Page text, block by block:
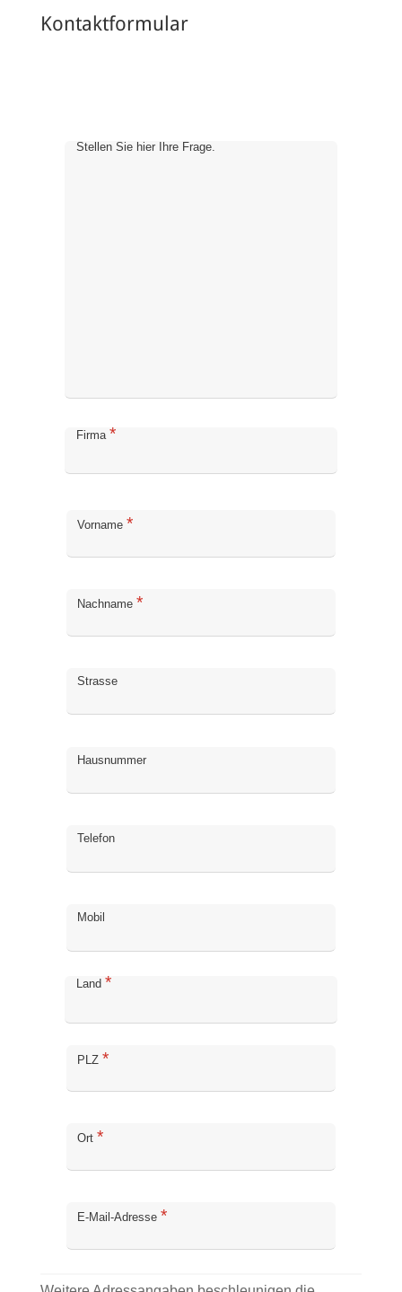
Kontaktformular
Stellen Sie hier Ihre Frage.
Firma *
Vorname*
Nachname*
Strasse
Hausnummer
Telefon
Mobil
Land *
PLZ*
Ort*
E-Mail-Adresse*